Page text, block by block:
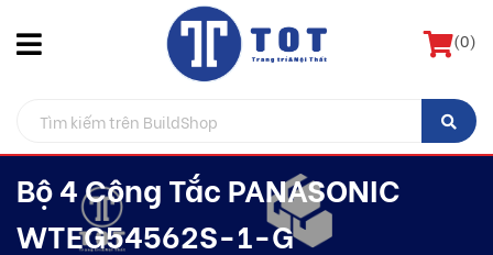
(0)
Bộ 4 Công Tắc PANASONIC
WTEG54562S-1-G